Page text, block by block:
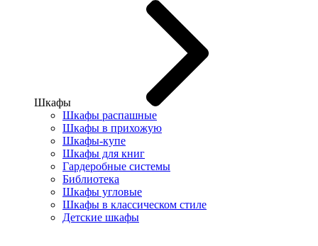
Шкафы
Шкафы распашные
Шкафы в прихожую
Шкафы-купе
Шкафы для книг
Гардеробные системы
Библиотека
Шкафы угловые
Шкафы в классическом стиле
Детские шкафы